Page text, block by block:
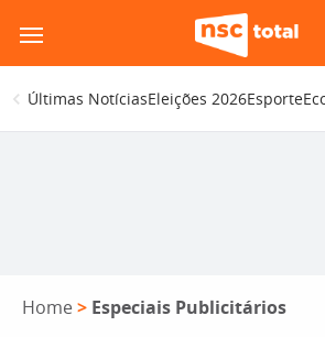
para
o
conteúdo
Últimas NotíciasEleições 2026Esporte
Home > Especiais Publicitários